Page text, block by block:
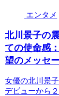
エンタメ
北川景子の
ての使命感
望のメッセ
女優の北川景
デビューから